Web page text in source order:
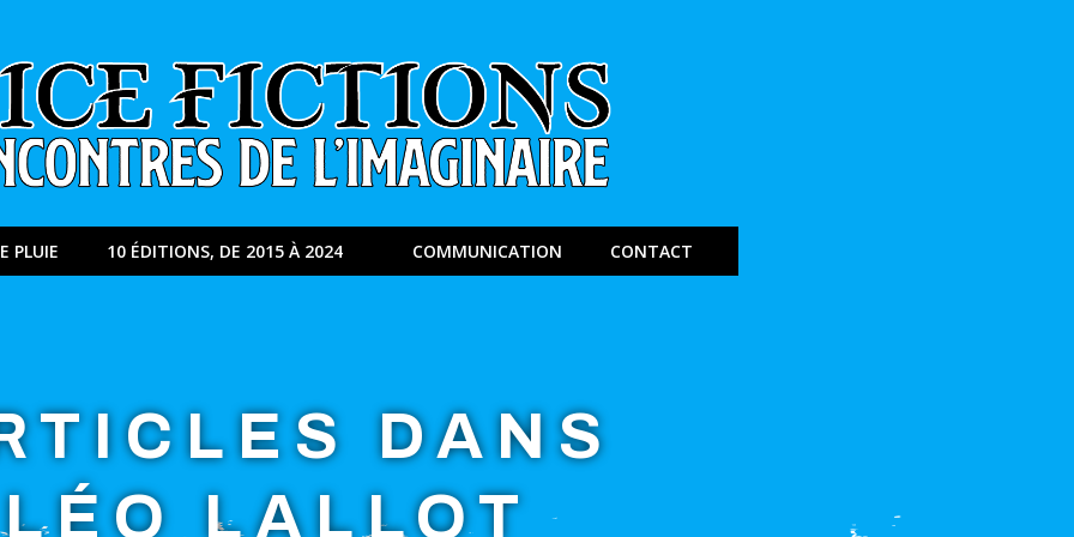
PLUIE 10 ÉDITIONS, DE 2015 À 2024 COMMUNICATION CONTACT
DANS
LÉO LALLOT